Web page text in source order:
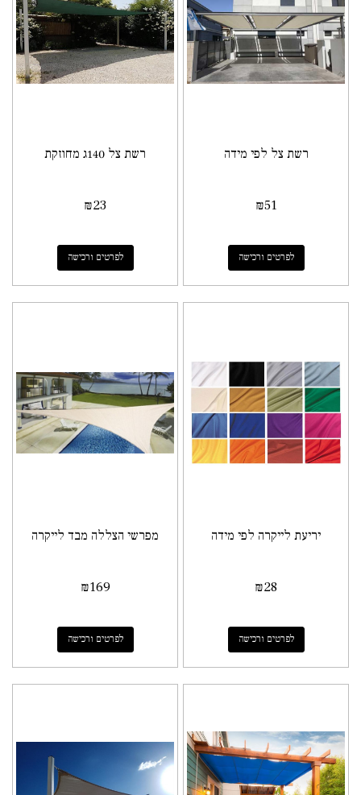
רשת צל לפי מידה
₪51
לפרטים ורכישה
רשת צל 140ג מחוזקת
₪23
לפרטים ורכישה
יריעת לייקרה לפי מידה
₪28
לפרטים ורכישה
מפרשי הצללה מבד לייקרה
₪169
לפרטים ורכישה